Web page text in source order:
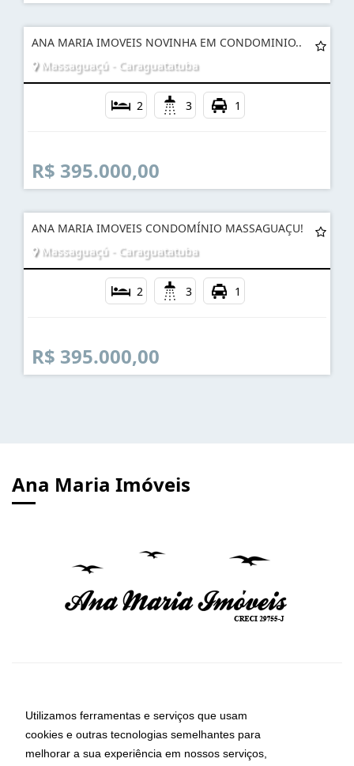
Utilizamos ferramentas e serviços que usam
cookies e outras tecnologias semelhantes para
melhorar a sua experiência em nossos serviços,
ANA MARIA IMOVEIS NOVINHA EM CONDOMINIO..
Massaguaçú - Caraguatatuba
2 3 1
R$ 395.000,00
ANA MARIA IMOVEIS CONDOMÍNIO MASSAGUAÇU!
Massaguaçú - Caraguatatuba
2 3 1
R$ 395.000,00
Ana Maria Imóveis